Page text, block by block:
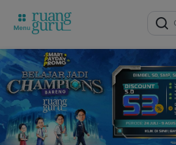
Search
for: